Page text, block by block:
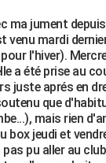
ma jument
venu mardi
l'hiver).
a été prise au
juste aprés en
que
mais rien
box jeudi et
pu aller au